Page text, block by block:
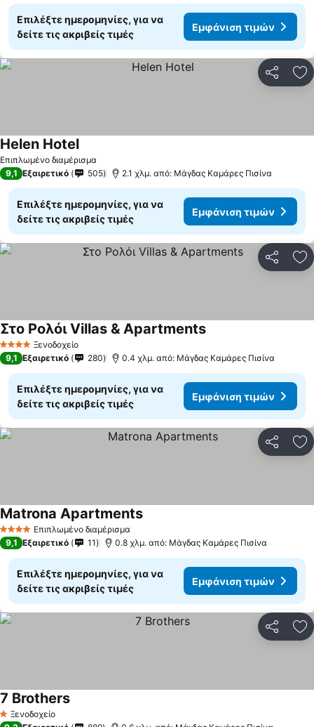
Επιλέξτε ημερομηνίες, για να
δείτε τις ακριβείς τιμές
Εμφάνιση τιμών
Επιπλωμένο διαμέρισμα
Helen HotelΕμφάνιση τιμών
9,1 Εξαιρετικό 505 2.1 χλμ. από: Μάγδας Καμάρες Πισίνα
Επιλέξτε ημερομηνίες, για να
δείτε τις ακριβείς τιμές
Εμφάνιση τιμών
4 ΑστέριαΞενοδοχείο
Στο Ρολόι Villas & ApartmentsΕμφάνιση τιμών
9,1 Εξαιρετικό 280 0.4 χλμ. από: Μάγδας Καμάρες Πισίνα
Επιλέξτε ημερομηνίες, για να
δείτε τις ακριβείς τιμές
Εμφάνιση τιμών
4 ΑστέριαΕπιπλωμένο διαμέρισμα
Matrona ApartmentsΕμφάνιση τιμών
9,1 Εξαιρετικό 11 0.8 χλμ. από: Μάγδας Καμάρες Πισίνα
Επιλέξτε ημερομηνίες, για να
δείτε τις ακριβείς τιμές
Εμφάνιση τιμών
1 Αστέρια
Ξενοδοχείο
7 BrothersΕμφάνιση τιμών